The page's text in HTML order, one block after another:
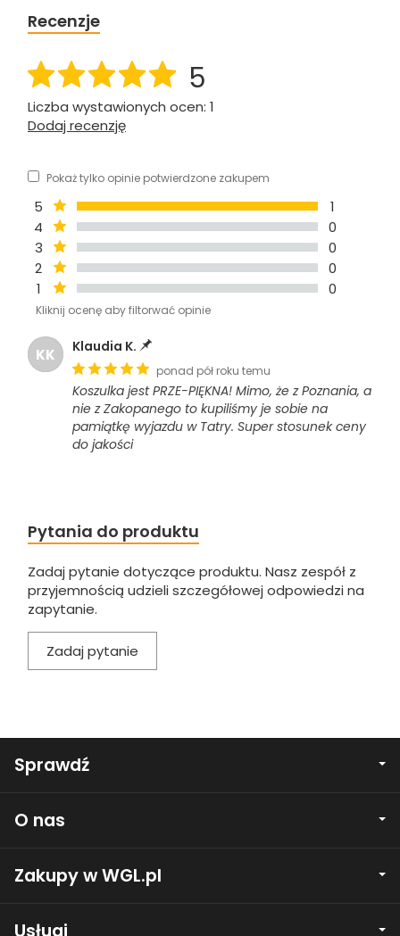
Recenzje
5
Liczba wystawionych ocen: 1
Dodaj recenzję
Pokaż tylko opinie potwierdzone zakupem
5
1
4
0
3
0
2
0
1
0
Kliknij ocenę aby filtorwać opinie
KK Klaudia K.
ponad pół roku temu
Koszulka jest PRZE-PIĘKNA! Mimo, że z Poznania, a
nie z Zakopanego to kupiliśmy je sobie na
pamiątkę wyjazdu w Tatry. Super stosunek ceny
do jakości
Pytania do produktu
Zadaj pytanie dotyczące produktu. Nasz zespół z
przyjemnością udzieli szczegółowej odpowiedzi na
zapytanie.
Zadaj pytanie
Sprawdź
O nas
Zakupy w WGL.pl
Usługi